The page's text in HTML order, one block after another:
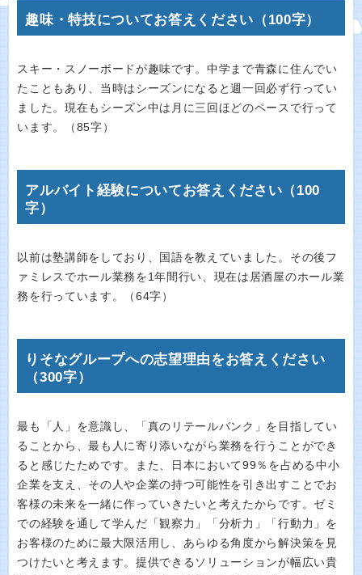
趣味・特技についてお答えください（100字）
スキー・スノーボードが趣味です。中学まで青森に住んでい
たこともあり、当時はシーズンになると週一回必ず行ってい
ました。現在もシーズン中は月に三回ほどのペースで行って
います。（85字）
アルバイト経験についてお答えください（100
字）
以前は塾講師をしており、国語を教えていました。その後フ
ァミレスでホール業務を1年間行い、現在は居酒屋のホール業
務を行っています。（64字）
りそなグループへの志望理由をお答えください
（300字）
最も「人」を意識し、「真のリテールバンク」を目指してい
ることから、最も人に寄り添いながら業務を行うことができ
ると感じたためです。また、日本において99％を占める中小
企業を支え、その人や企業の持つ可能性を引き出すことでお
客様の未来を一緒に作っていきたいと考えたからです。ゼミ
での経験を通して学んだ「観察力」「分析力」「行動力」を
お客様のために最大限活用し、あらゆる角度から解決策を見
つけたいと考えます。提供できるソリューションが幅広い貴